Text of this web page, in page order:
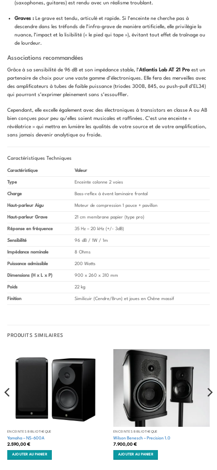
(saxophones, guitares) est rendu avec un réalisme troublant.
Graves :Le grave est tendu, articulé et rapide. Si l’enceinte ne cherche pas à
descendre dans les tréfonds de l’infra-grave de manière artificielle, elle privilégie la
nuance, l’impact et la lisibilité (« le pied qui tape »), évitant tout effet de traînage ou
de lourdeur.
Associations recommandées
Grâce à sa sensibilité de 96 dB et son impédance stable, l’Atlantis Lab AT 21 Pro est un
partenaire de choix pour une vaste gamme d’électroniques. Elle fera des merveilles avec
des amplificateurs à tubes de faible puissance (triodes 300B, 845, ou push-pull d’EL34)
qui pourront s’exprimer pleinement sans s’essouffler.
Cependant, elle excelle également avec des électroniques à transistors en classe A ou AB
bien conçues pour peu qu’elles soient musicales et raffinées. C’est une enceinte «
révélatrice » qui mettra en lumière les qualités de votre source et de votre amplification,
sans jamais devenir analytique ou froide.
Caractéristiques Techniques
Caractéristique Valeur
Type Enceinte colonne 2 voies
Charge Bass-reflex à évent laminaire frontal
Haut-parleur Aigu Moteur de compression 1 pouce + pavillon
Haut-parleur Grave 21 cm membrane papier (type pro)
Réponse en fréquence 35 Hz – 20 kHz (+/- 3dB)
Sensibilité 96 dB / 1W / 1m
Impédance nominale 8 Ohms
Puissance admissible 200 Watts
Dimensions (H x L x P) 900 x 260 x 310 mm
Poids 22 kg
Finition Similicuir (Cendre/Brun) et joues en Chêne massif
PRODUITS SIMILAIRES
ENCEINTES BIBLIOTHÈQUE
Yamaha – NS-600A
2.590,00 €
AJOUTER AU PANIER
ENCEINTES BIBLIOTHÈQUE
Wilson Benesch – Precision 1.0
7.900,00 €
AJOUTER AU PANIER